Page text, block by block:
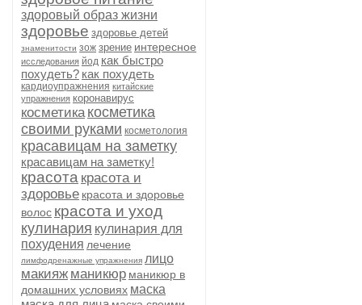
здоровый образ жизни
здоровье здоровье детей
знаменитости зож зрение интересное
исследования йод как быстро
похудеть? как похудеть
кардиоупражнения китайские
упражнения коронавирус
косметика косметика
своими руками косметология
красавицам на заметку
красавицам на заметку!
красота красота и
здоровье красота и здоровье
волос красота и уход
кулинария кулинария для
похудения лечение
лимфодренажные упражнения лицо
макияж маникюр маникюр в
домашних условиях маска